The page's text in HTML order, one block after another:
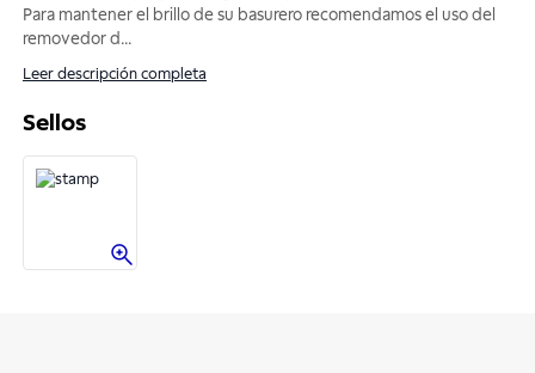
Para mantener el brillo de su basurero recomendamos el uso del
removedor d ...
Leer descripción completa
Sellos